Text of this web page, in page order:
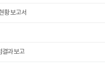
황 보고서
결과 보고